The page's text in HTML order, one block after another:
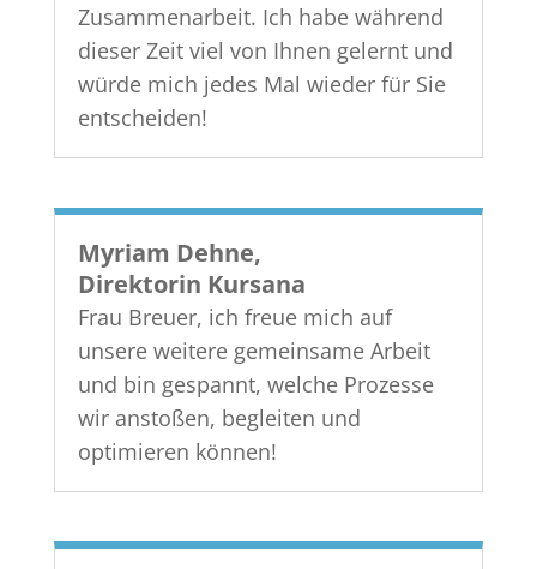
Zusammenarbeit. Ich habe während
dieser Zeit viel von Ihnen gelernt und
würde mich jedes Mal wieder für Sie
entscheiden!
Myriam Dehne,
Direktorin Kursana
Frau Breuer, ich freue mich auf
unsere weitere gemeinsame Arbeit
und bin gespannt, welche Prozesse
wir anstoßen, begleiten und
optimieren können!